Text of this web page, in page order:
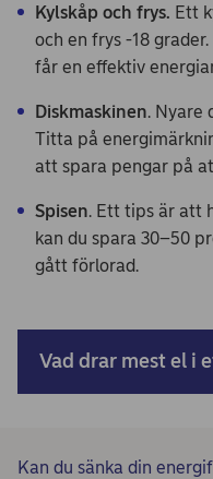
Kylskåp och frys. Ett
och en frys -18
får en effektiv
Diskmaskinen. Nyare
Titta på
att spara pengar på
Spisen. Ett tips är att
kan du spara 30–50
gått förlorad.
Vad drar mest el i
Kan du sänka din